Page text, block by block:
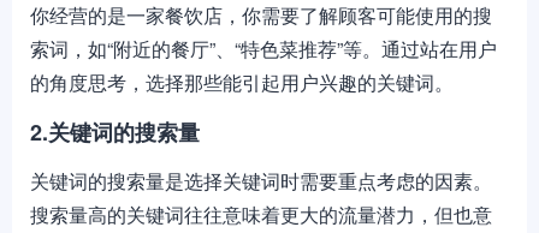
你经营的是一家餐饮店，你需要了解顾客可能使用的搜
索词，如“附近的餐厅”、“特色菜推荐”等。通过站在用户
的角度思考，选择那些能引起用户兴趣的关键词。
2.关键词的搜索量
关键词的搜索量是选择关键词时需要重点考虑的因素。
搜索量高的关键词往往意味着更大的流量潜力，但也意